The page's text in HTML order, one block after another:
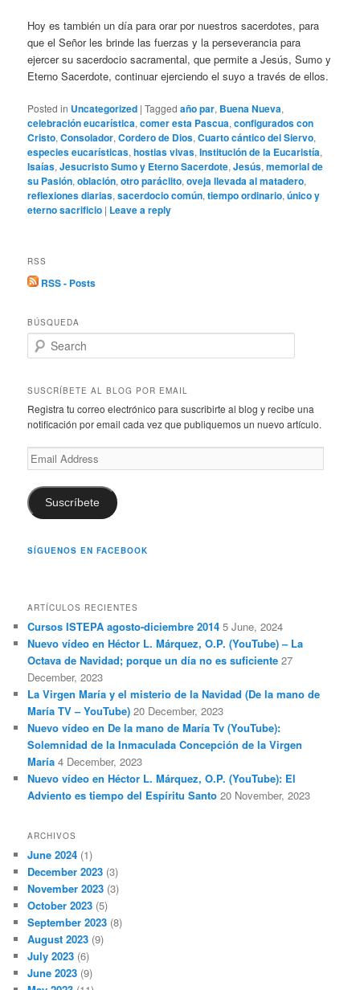
Hoy es también un día para orar por nuestros sacerdotes, para
que el Señor les brinde las fuerzas y la perseverancia para
ejercer su sacerdocio sacramental, que permite a Jesús, Sumo y
Eterno Sacerdote, continuar ejerciendo el suyo a través de ellos.
Posted in Uncategorized |Tagged año par, Buena Nueva,
celebración eucarística,comer esta Pascua,configurados con
Cristo,Consolador,Cordero de Dios,Cuarto cántico del Siervo,
especies eucarísticas,hostias vivas,Institución de la Eucaristía,
Isaías,Jesucristo Sumo y Eterno Sacerdote,Jesús,memorial de
su Pasión,oblación,otro paráclito,oveja llevada al matadero,
reflexiones diarias,sacerdocio común,tiempo ordinario,único y
eterno sacrificio | Leave a reply
RSS
RSS - Posts
BÚSQUEDA
e
r
h
SUSCRÍBETE AL BLOG POR EMAIL
Registra tu correo electrónico para suscribirte al blog y recibe una
notificación por email cada vez que publiquemos un nuevo artículo.
Email
Address
Suscríbete
SÍGUENOS EN FACEBOOK
ARTÍCULOS RECIENTES
Cursos ISTEPA agosto-diciembre 2014 5 June, 2024
Nuevo vídeo en Héctor L. Márquez, O.P. (YouTube) – La
Octava de Navidad; porque un día no es suficiente 27
December, 2023
La Virgen María y el misterio de la Navidad (De la mano de
María TV – YouTube) 20 December, 2023
Nuevo vídeo en De la mano de María Tv (YouTube):
Solemnidad de la Inmaculada Concepción de la Virgen
María 4 December, 2023
Nuevo vídeo en Héctor L. Márquez, O.P. (YouTube): El
Adviento es tiempo del Espíritu Santo 20 November, 2023
ARCHIVOS
June 2024 (1)
December 2023 (3)
November 2023 (3)
October 2023 (5)
September 2023 (8)
August 2023 (9)
July 2023 (6)
June 2023 (9)